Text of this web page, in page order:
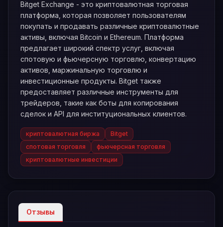
Bitget Exchange - это криптовалютная торговая
платформа, которая позволяет пользователям
покупать и продавать различные криптовалютные
активы, включая Bitcoin и Ethereum. Платформа
предлагает широкий спектр услуг, включая
спотовую и фьючерсную торговлю, конвертацию
активов, маржинальную торговлю и
инвестиционные продукты. Bitget также
предоставляет различные инструменты для
трейдеров, такие как боты для копирования
сделок и API для институциональных клиентов.
криптовалютная биржа
Bitget
спотовая торговля
фьючерсная торговля
криптовалютные инвестиции
Отзывы